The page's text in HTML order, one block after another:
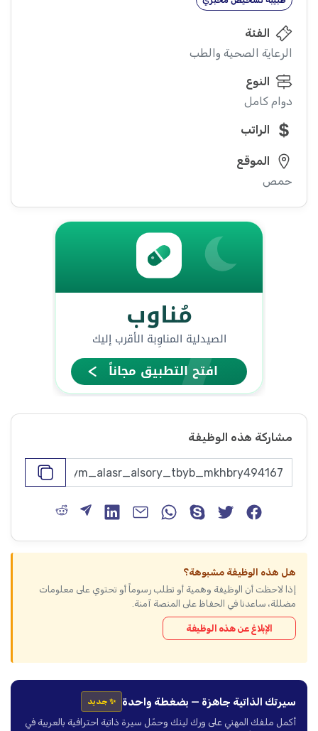
الفئة
الرعاية الصحية والطب
النوع
دوام كامل
الراتب
الموقع
حمص
مشاركة هذه الوظيفة
هل هذه الوظيفة مشبوهة؟
إذا لاحظت أن الوظيفة وهمية أو تطلب رسوماً أو تحتوي على معلومات
مضللة، ساعدنا في الحفاظ على المنصة آمنة.
الإبلاغ عن هذه الوظيفة
سيرتك الذاتية جاهزة — بضغطة واحدة ✨ جديد
أكمل ملفك المهني على ورك لينك وحمّل سيرة ذاتية احترافية بالعربية في